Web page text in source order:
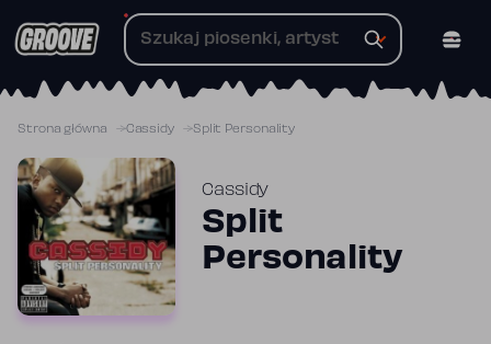
do
Strona główna Cassidy Split Personality
Cassidy
Split
Personality